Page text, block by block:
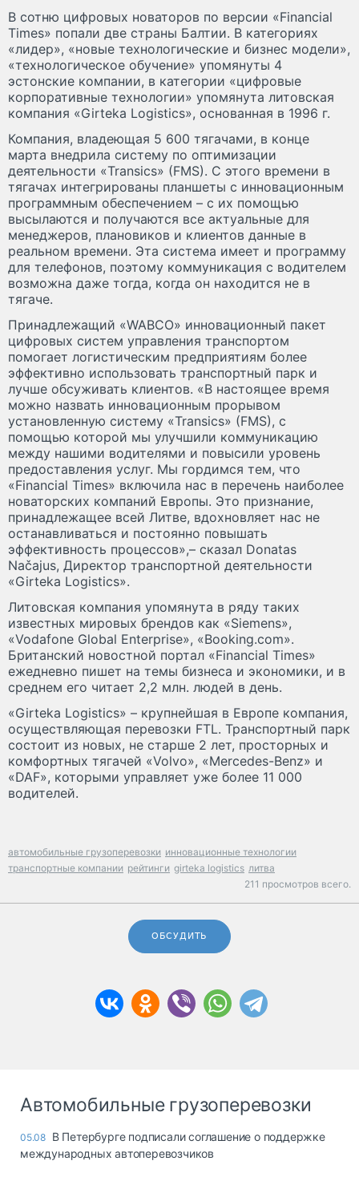
В сотню цифровых новаторов по версии «Financial
Times» попали две страны Балтии. В категориях
«лидер», «новые технологические и бизнес модели»,
«технологическое обучение» упомянуты 4
эстонские компании, в категории «цифровые
корпоративные технологии» упомянута литовская
компания «Girteka Logistics», основанная в 1996 г.
Компания, владеющая 5 600 тягачами, в конце
марта внедрила систему по оптимизации
деятельности «Transics» (FMS). С этого времени в
тягачах интегрированы планшеты с инновационным
программным обеспечением – с их помощью
высылаются и получаются все актуальные для
менеджеров, плановиков и клиентов данные в
реальном времени. Эта система имеет и программу
для телефонов, поэтому коммуникация с водителем
возможна даже тогда, когда он находится не в
тягаче.
Принадлежащий «WABCO» инновационный пакет
цифровых систем управления транспортом
помогает логистическим предприятиям более
эффективно использовать транспортный парк и
лучше обсуживать клиентов. «В настоящее время
можно назвать инновационным прорывом
установленную систему «Transics» (FMS), с
помощью которой мы улучшили коммуникацию
между нашими водителями и повысили уровень
предоставления услуг. Мы гордимся тем, что
«Financial Times» включила нас в перечень наиболее
новаторских компаний Европы. Это признание,
принадлежащее всей Литве, вдохновляет нас не
останавливаться и постоянно повышать
эффективность процессов»,– сказал Donatas
Načajus, Директор транспортной деятельности
«Girteka Logistics».
Литовская компания упомянута в ряду таких
известных мировых брендов как «Siemens»,
«Vodafone Global Enterprise», «Booking.com».
Британский новостной портал «Financial Times»
ежедневно пишет на темы бизнеса и экономики, и в
среднем его читает 2,2 млн. людей в день.
«Girteka Logistics» – крупнейшая в Европе компания,
осуществляющая перевозки FТL. Транспортный парк
состоит из новых, не старше 2 лет, просторных и
комфортных тягачей «Volvo», «Mercedes-Benz» и
«DAF», которыми управляет уже более 11 000
водителей.
автомобильные грузоперевозки инновационные технологии
транспортные компании рейтинги girteka logistics литва
211 просмотров всего.
ОБСУДИТЬ
Автомобильные грузоперевозки
05.08 В Петербурге подписали соглашение о поддержке
международных автоперевозчиков